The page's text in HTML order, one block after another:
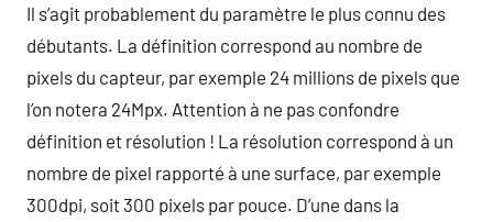
Il s’agit probablement du paramètre le plus connu des
débutants. La définition correspond au nombre de
pixels du capteur, par exemple 24 millions de pixels que
l’on notera 24Mpx. Attention à ne pas confondre
définition et résolution ! La résolution correspond à un
nombre de pixel rapporté à une surface, par exemple
300dpi, soit 300 pixels par pouce. D’une dans la